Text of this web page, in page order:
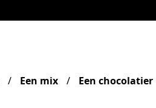
Een mix Een chocolatier